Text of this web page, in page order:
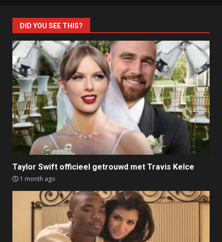
DID YOU SEE THIS?
Taylor Swift officieel getrouwd met Travis Kelce
1 month ago